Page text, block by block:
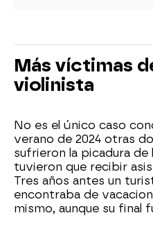
Más víctimas
violinista
No es el único caso
verano de 2024 otras
sufrieron la picadura de
tuvieron que recibir
Tres años antes un
encontraba de
mismo, aunque su final